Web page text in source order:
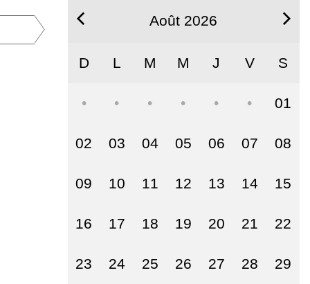
Août 2026
D L M M J V S
01
02 03 04 05 06 07 08
09 10 11 12 13 14 15
16 17 18 19 20 21 22
23 24 25 26 27 28 29